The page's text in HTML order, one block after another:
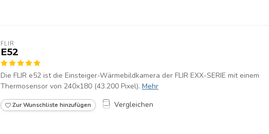
FLIR
E52
Die FLIR e52 ist die Einsteiger-Wärmebildkamera der FLIR EXX-SERIE mit einem
Thermosensor von 240x180 (43.200 Pixel). Mehr
Zur Wunschliste hinzufügen Vergleichen